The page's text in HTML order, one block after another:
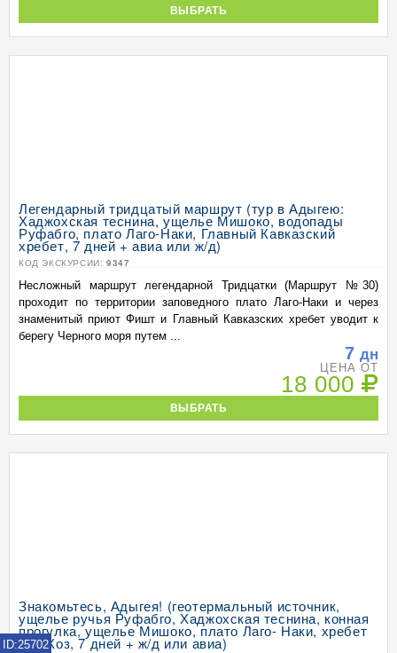
ВЫБРАТЬ
Легендарный тридцатый маршрут (тур в Адыгею:
Хаджохская теснина, ущелье Мишоко, водопады
Руфабго, плато Лаго-Наки, Главный Кавказский
хребет, 7 дней + авиа или ж/д)
КОД ЭКСКУРСИИ: 9347
Несложный маршрут легендарной Тридцатки (Маршрут №30)
проходит по территории заповедного плато Лаго-Наки и через
знаменитый приют Фишт и Главный Кавказских хребет уводит к
берегу Черного моря путем ...
7 дн
ЦЕНА ОТ
18 000
ВЫБРАТЬ
Знакомьтесь, Адыгея! (геотермальный источник,
ущелье ручья Руфабго, Хаджохская теснина, конная
прогулка, ущелье Мишоко, плато Лаго- Наки, хребет
Уна-Коз, 7 дней + ж/д или авиа)
ID:25702